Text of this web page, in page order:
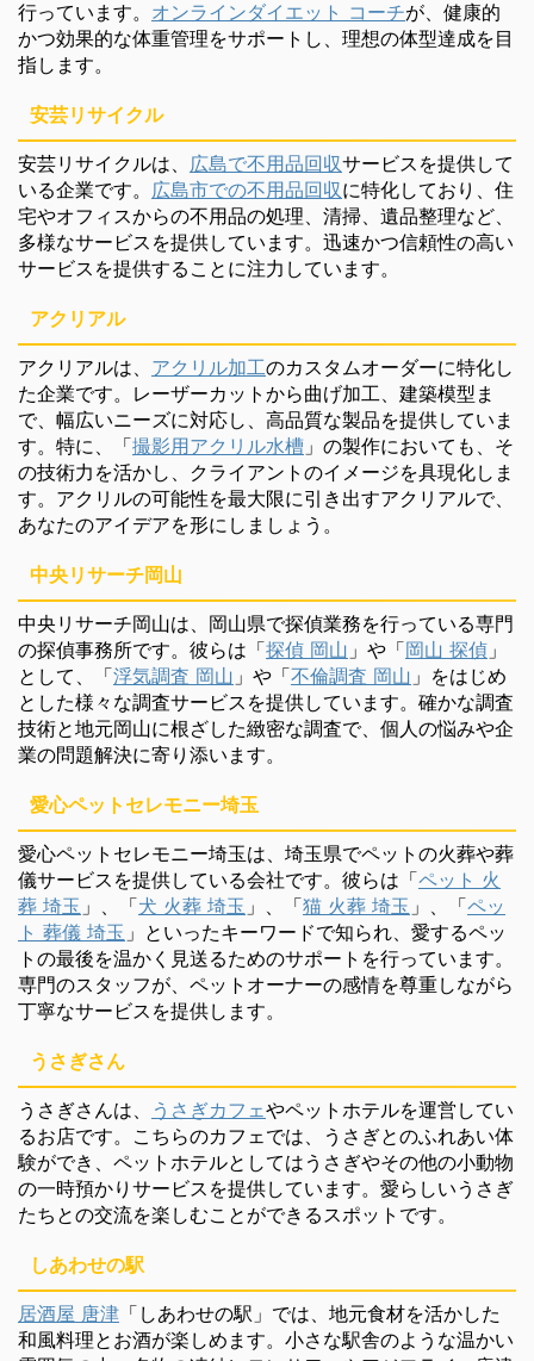
行っています。 オンラインダイエット コーチが、健康的
かつ効果的な体重管理をサポートし、理想の体型達成を目
指します。
安芸リサイクル
安芸リサイクルは、 広島で不用品回収サービスを提供して
いる企業です。 広島市での不用品回収に特化しており、住
宅やオフィスからの不用品の処理、清掃、遺品整理など、
多様なサービスを提供しています。迅速かつ信頼性の高い
サービスを提供することに注力しています。
アクリアル
アクリアルは、 アクリル加工のカスタムオーダーに特化し
た企業です。レーザーカットから曲げ加工、建築模型ま
で、幅広いニーズに対応し、高品質な製品を提供していま
す。特に、「撮影用アクリル水槽 」の製作においても、そ
の技術力を活かし、クライアントのイメージを具現化しま
す。アクリルの可能性を最大限に引き出すアクリアルで、
あなたのアイデアを形にしましょう。
中央リサーチ岡山
中央リサーチ岡山は、岡山県で探偵業務を行っている専門
の探偵事務所です。彼らは「探偵 岡山 」や「岡山 探偵 」
として、「浮気調査 岡山 」や「不倫調査 岡山 」をはじめ
とした様々な調査サービスを提供しています。確かな調査
技術と地元岡山に根ざした緻密な調査で、個人の悩みや企
業の問題解決に寄り添います。
愛心ペットセレモニー埼玉
愛心ペットセレモニー埼玉は、埼玉県でペットの火葬や葬
儀サービスを提供している会社です。彼らは「ペット 火
葬 埼玉 」、「犬 火葬 埼玉 」、「猫 火葬 埼玉 」、「ペッ
ト 葬儀 埼玉 」といったキーワードで知られ、愛するペッ
トの最後を温かく見送るためのサポートを行っています。
専門のスタッフが、ペットオーナーの感情を尊重しながら
丁寧なサービスを提供します。
うさぎさん
うさぎさんは、 うさぎカフェやペットホテルを運営してい
るお店です。こちらのカフェでは、うさぎとのふれあい体
験ができ、ペットホテルとしてはうさぎやその他の小動物
の一時預かりサービスを提供しています。愛らしいうさぎ
たちとの交流を楽しむことができるスポットです。
しあわせの駅
居酒屋 唐津 「しあわせの駅」では、地元食材を活かした
和風料理とお酒が楽しめます。小さな駅舎のような温かい